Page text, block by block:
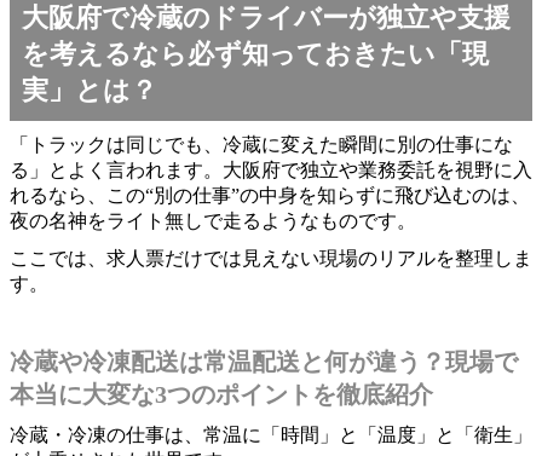
大阪府で冷蔵のドライバーが独立や支援
を考えるなら必ず知っておきたい「現
実」とは？
「トラックは同じでも、冷蔵に変えた瞬間に別の仕事にな
る」とよく言われます。大阪府で独立や業務委託を視野に入
れるなら、この“別の仕事”の中身を知らずに飛び込むのは、
夜の名神をライト無しで走るようなものです。
ここでは、求人票だけでは見えない現場のリアルを整理しま
す。
冷蔵や冷凍配送は常温配送と何が違う？現場で
本当に大変な3つのポイントを徹底紹介
冷蔵・冷凍の仕事は、常温に「時間」と「温度」と「衛生」